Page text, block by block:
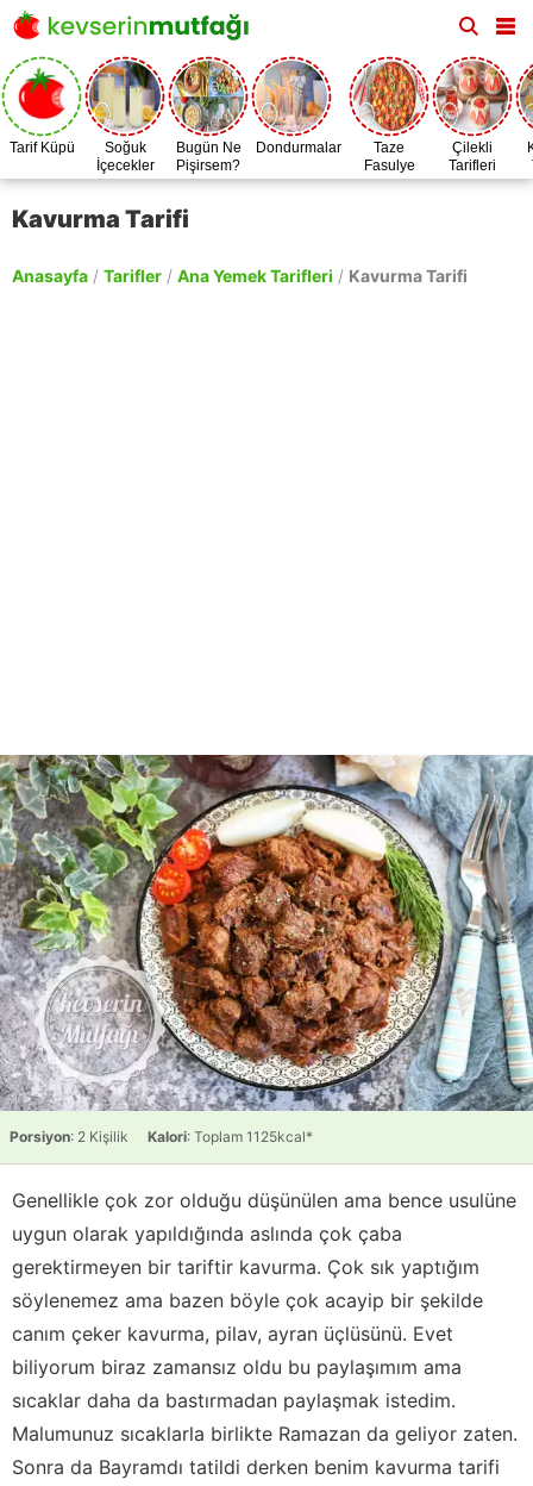
Tarif Küpü
Soğuk
İçecekler
Bugün Ne
Pişirsem?
Dondurmalar
Taze
Fasulye
Zamanı
Çilekli
Tarifleri
Kavurma Tarifi
Anasayfa / Tarifler / Ana Yemek Tarifleri / Kavurma Tarifi
Porsiyon: 2 Kişilik Kalori: Toplam 1125kcal*
Genellikle çok zor olduğu düşünülen ama bence usulüne
uygun olarak yapıldığında aslında çok çaba
gerektirmeyen bir tariftir kavurma. Çok sık yaptığım
söylenemez ama bazen böyle çok acayip bir şekilde
canım çeker kavurma, pilav, ayran üçlüsünü. Evet
biliyorum biraz zamansız oldu bu paylaşımım ama
sıcaklar daha da bastırmadan paylaşmak istedim.
Malumunuz sıcaklarla birlikte Ramazan da geliyor zaten.
Sonra da Bayramdı tatildi derken benim kavurma tarifi